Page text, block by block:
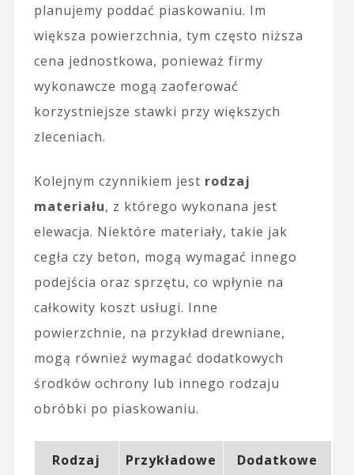
planujemy poddać piaskowaniu. Im
większa powierzchnia, tym często niższa
cena jednostkowa, ponieważ firmy
wykonawcze mogą zaoferować
korzystniejsze stawki przy większych
zleceniach.
Kolejnym czynnikiem jest rodzaj
materiału, z którego wykonana jest
elewacja. Niektóre materiały, takie jak
cegła czy beton, mogą wymagać innego
podejścia oraz sprzętu, co wpłynie na
całkowity koszt usługi. Inne
powierzchnie, na przykład drewniane,
mogą również wymagać dodatkowych
środków ochrony lub innego rodzaju
obróbki po piaskowaniu.
Rodzaj
Przykładowe
Dodatkowe